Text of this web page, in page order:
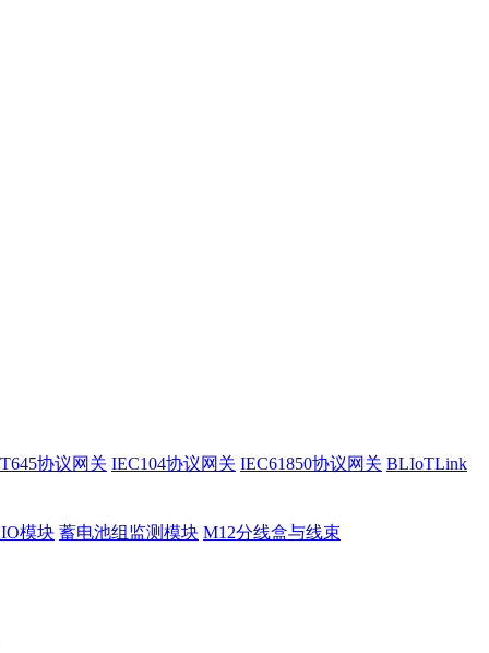
协议网关 IEC104协议网关 IEC61850协议网关 BLIoTLink
模块 蓄电池组监测模块 M12分线盒与线束